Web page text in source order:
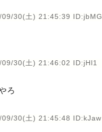
09/30(土) 21:45:39 ID:jbMG
09/30(土) 21:46:02 ID:jHl1
ろ
09/30(土) 21:45:48 ID:kJaw